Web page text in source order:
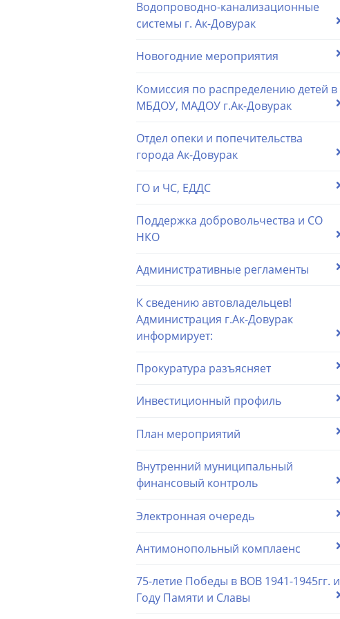
Водопроводно-канализационные
системы г. Ак-Довурак
Новогодние мероприятия
Комиссия по распределению детей в
МБДОУ, МАДОУ г.Ак-Довурак
Отдел опеки и попечительства
города Ак-Довурак
ГО и ЧС, ЕДДС
Поддержка добровольчества и СО
НКО
Административные регламенты
К сведению автовладельцев!
Администрация г.Ак-Довурак
информирует:
Прокуратура разъясняет
Инвестиционный профиль
План мероприятий
Внутренний муниципальный
финансовый контроль
Электронная очередь
Антимонопольный комплаенс
75-летие Победы в ВОВ 1941-1945гг. и
Году Памяти и Славы